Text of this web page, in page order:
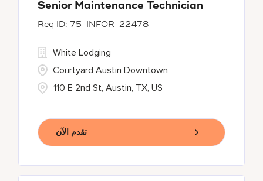
Senior Maintenance Technician
75-INFOR-22478
110 E 2nd St, Austin, TX, US
White Lodging
Courtyard Austin Downtown
تقدم الآن